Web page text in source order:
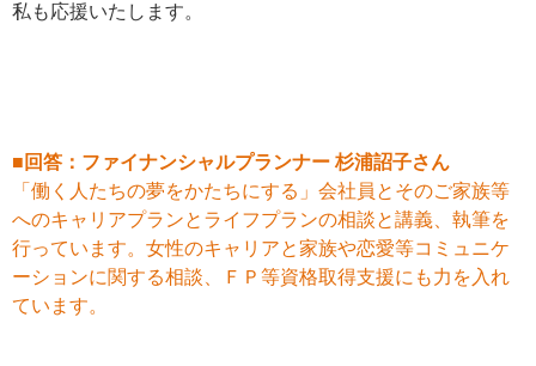
私も応援いたします。
■回答：ファイナンシャルプランナー 杉浦詔子さん
「働く人たちの夢をかたちにする」会社員とそのご家族等
へのキャリアプランとライフプランの相談と講義、執筆を
行っています。女性のキャリアと家族や恋愛等コミュニケ
ーションに関する相談、ＦＰ等資格取得支援にも力を入れ
ています。